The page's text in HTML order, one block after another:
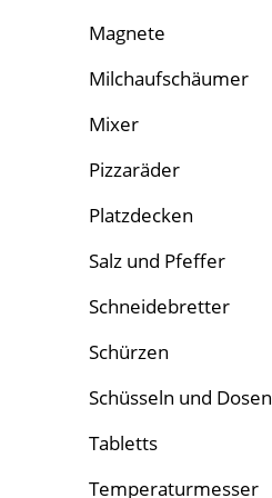
Magnete
Milchaufschäumer
Mixer
Pizzaräder
Platzdecken
Salz und Pfeffer
Schneidebretter
Schürzen
Schüsseln und Dosen
Tabletts
Temperaturmesser